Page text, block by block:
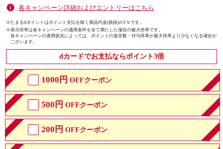
各キャンペーン詳細およびエントリーはこちら
※たまるdポイントはポイント支払を除く商品代金(税抜)の1％です。
※表示倍率は各キャンペーンの適用条件を全て満たした場合の最大倍率です。
各キャンペーンの適用状況によっては、ポイントの進呈数・付与倍率が最大倍率より少なくなる場合が
ございます。
dカードでお支払ならポイント3倍
1000円 OFFクーポン
500円 OFFクーポン
200円 OFFクーポン